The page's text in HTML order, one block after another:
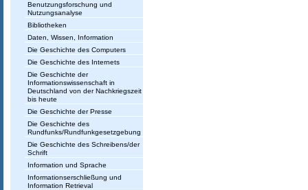
Benutzungsforschung und
Nutzungsanalyse
Bibliotheken
Daten, Wissen, Information
Die Geschichte des Computers
Die Geschichte des Internets
Die Geschichte der
Informationswissenschaft in
Deutschland von der Nachkriegszeit
bis heute
Die Geschichte der Presse
Die Geschichte des
Rundfunks/Rundfunkgesetzgebung
Die Geschichte des Schreibens/der
Schrift
Information und Sprache
Informationserschließung und
Information Retrieval